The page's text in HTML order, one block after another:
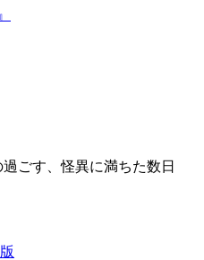
ごす、怪異に満ちた数日